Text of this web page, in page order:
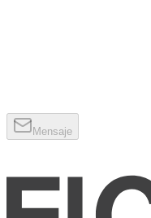
Mensaje